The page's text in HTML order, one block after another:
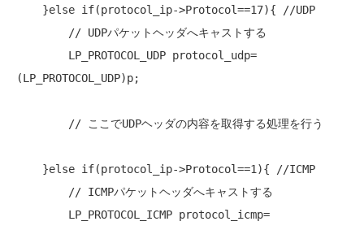
    }else
if(protocol_ip->Protocol==17){ //UDP
// UDPパケットヘッダへキャストする
(LP_PROTOCOL_UDP)p;
// ここでUDPヘッダの内容を取得する処理を行う
    }else
if(protocol_ip->Protocol==1){ //ICMP
// ICMPパケットヘッダへキャストする